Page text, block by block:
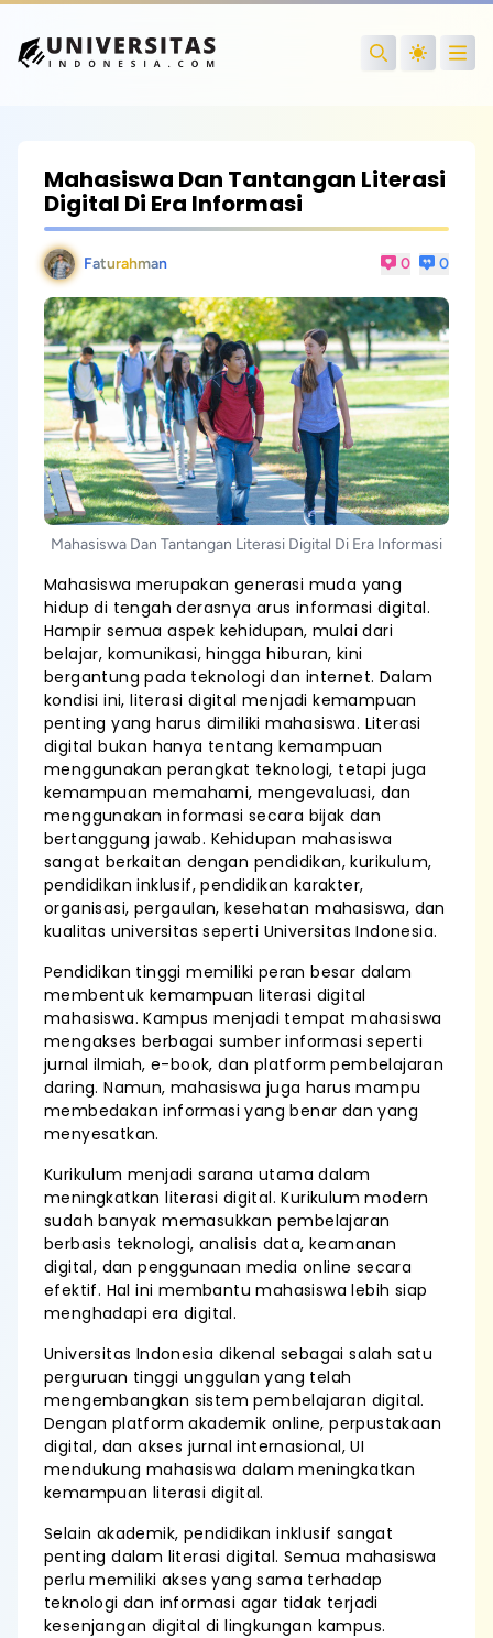
Search
Mahasiswa Dan Tantangan Literasi
Digital Di Era Informasi
Faturahman 0 0
Mahasiswa Dan Tantangan Literasi Digital Di Era Informasi
Mahasiswa merupakan generasi muda yang
hidup di tengah derasnya arus informasi digital.
Hampir semua aspek kehidupan, mulai dari
belajar, komunikasi, hingga hiburan, kini
bergantung pada teknologi dan internet. Dalam
kondisi ini, literasi digital menjadi kemampuan
penting yang harus dimiliki mahasiswa. Literasi
digital bukan hanya tentang kemampuan
menggunakan perangkat teknologi, tetapi juga
kemampuan memahami, mengevaluasi, dan
menggunakan informasi secara bijak dan
bertanggung jawab. Kehidupan mahasiswa
sangat berkaitan dengan pendidikan, kurikulum,
pendidikan inklusif, pendidikan karakter,
organisasi, pergaulan, kesehatan mahasiswa, dan
kualitas universitas seperti Universitas Indonesia.
Pendidikan tinggi memiliki peran besar dalam
membentuk kemampuan literasi digital
mahasiswa. Kampus menjadi tempat mahasiswa
mengakses berbagai sumber informasi seperti
jurnal ilmiah, e-book, dan platform pembelajaran
daring. Namun, mahasiswa juga harus mampu
membedakan informasi yang benar dan yang
menyesatkan.
Kurikulum menjadi sarana utama dalam
meningkatkan literasi digital. Kurikulum modern
sudah banyak memasukkan pembelajaran
berbasis teknologi, analisis data, keamanan
digital, dan penggunaan media online secara
efektif. Hal ini membantu mahasiswa lebih siap
menghadapi era digital.
Universitas Indonesia dikenal sebagai salah satu
perguruan tinggi unggulan yang telah
mengembangkan sistem pembelajaran digital.
Dengan platform akademik online, perpustakaan
digital, dan akses jurnal internasional, UI
mendukung mahasiswa dalam meningkatkan
kemampuan literasi digital.
Selain akademik, pendidikan inklusif sangat
penting dalam literasi digital. Semua mahasiswa
perlu memiliki akses yang sama terhadap
teknologi dan informasi agar tidak terjadi
kesenjangan digital di lingkungan kampus.